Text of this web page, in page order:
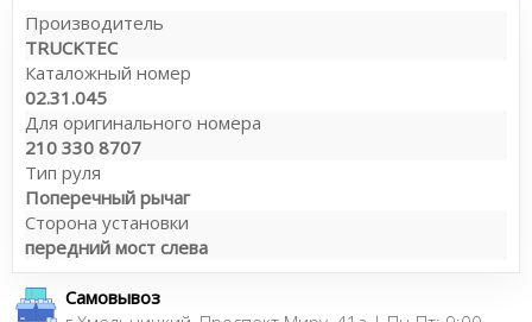
Производитель
TRUCKTEC
Каталожный номер
02.31.045
Для оригинального номера
210 330 8707
Тип руля
Поперечный рычаг
Сторона установки
передний мост слева
Самовывоз